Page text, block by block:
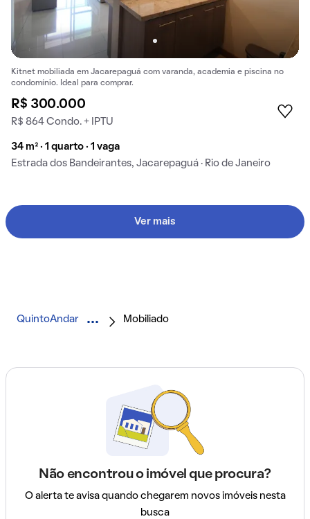
Kitnet mobiliada em Jacarepaguá com varanda, academia e piscina no
condomínio. Ideal para comprar.
R$ 300.000
R$ 864 Condo. + IPTU
34 m² · 1 quarto · 1 vaga
Estrada dos Bandeirantes, Jacarepaguá · Rio de Janeiro
Ver mais
QuintoAndar Mobiliado
Não encontrou o imóvel que procura?
O alerta te avisa quando chegarem novos imóveis nesta
busca